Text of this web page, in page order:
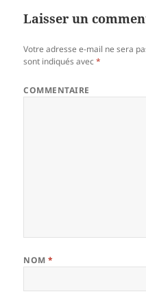
Laisser un
Votre adresse e-mail ne sera
sont indiqués avec*
COMMENTAIRE
NOM*